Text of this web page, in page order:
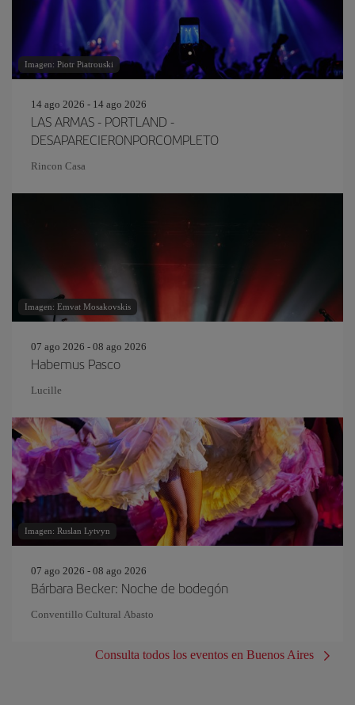
Imagen: Piotr Piatrouski
14 ago 2026 - 14 ago 2026
LAS ARMAS - PORTLAND -
DESAPARECIERONPORCOMPLETO
Rincon Casa
Imagen: Emvat Mosakovskis
07 ago 2026 - 08 ago 2026
Habemus Pasco
Lucille
Imagen: Ruslan Lytvyn
07 ago 2026 - 08 ago 2026
Bárbara Becker: Noche de bodegón
Conventillo Cultural Abasto
Consulta todos los eventos en Buenos Aires